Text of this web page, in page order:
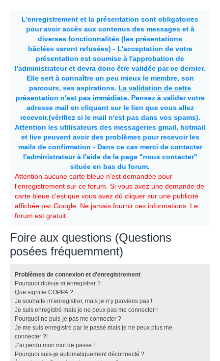
L'enregistrement et la présentation sont obligatoires
pour avoir accès aux contenus des messages et à
diverses fonctionnalités (les présentations
bâclées seront refusées) - L'acceptation de votre
présentation est soumise à l'approbation de
l'administrateur et devra donc être validée par ce dernier.
Elle sert à connaître un peu mieux le membre, son
parcours, ses aspirations. La validation de cette
présentation n'est pas immédiate. Pensez à valider votre
adresse mail en cliquant sur le lien que vous allez
recevoir.(vérifiez si le mail n'est pas dans vos spams).
Attention les utilisateurs des messageries gmail, hotmail
et live peuvent avoir des problèmes pour recevoir les
mails de confirmation - Dans ce cas merci de contacter
l'administrateur à l'aide de la page "nous contacter"
située en bas du forum.
Attention aucune carte bleue n'est demandée pour
l'enregistrement sur ce forum. Si vous avez une demande de
carte bleue c'est que vous avez dû cliquer sur une publicité
affichée par Google. Ne jamais fournir ces informations. Le
forum est gratuit.
Foire aux questions (Questions
posées fréquemment)
Problèmes de connexion et d’enregistrement
Pourquoi dois-je m’enregistrer ?
Que signifie COPPA ?
Je souhaite m’enregistrer, mais je n’y parviens pas !
Je suis enregistré mais je ne peux pas me connecter !
Pourquoi ne puis-je pas me connecter ?
Je me suis enregistré par le passé mais je ne peux plus me
connecter ?!
J’ai perdu mon mot de passe !
Pourquoi suis-je automatiquement déconnecté ?